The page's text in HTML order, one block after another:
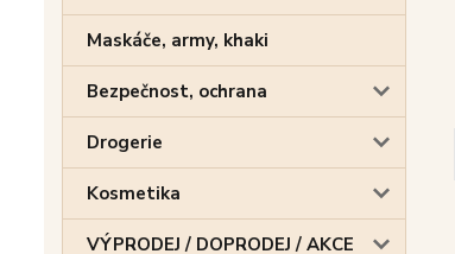
Maskáče, army, khaki
Bezpečnost, ochrana
Drogerie
Kosmetika
VÝPRODEJ / DOPRODEJ / AKCE